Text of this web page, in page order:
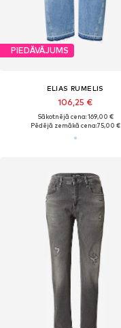
PIEDĀVĀJUMS
ELIAS RUMELIS
106,25 €
Sākotnējā cena: 169,00 €
Pēdējā zemākā cena:75,00 €